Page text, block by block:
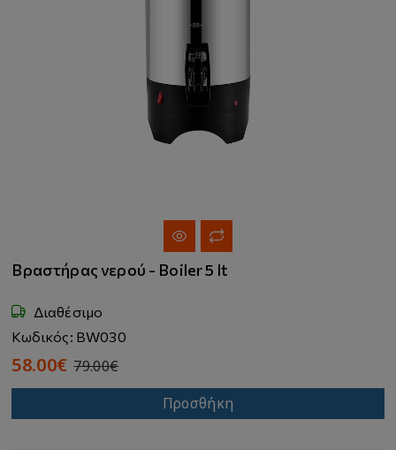
Βραστήρας νερού - Boiler 5 lt
Διαθέσιμο
Κωδικός: BW030
58.00€ 79.00€
Προσθήκη